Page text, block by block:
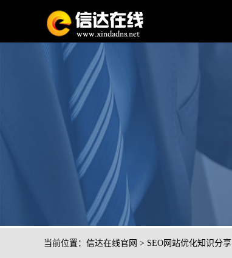
当前位置： 信达在线官网 > SEO网站优化知识分享